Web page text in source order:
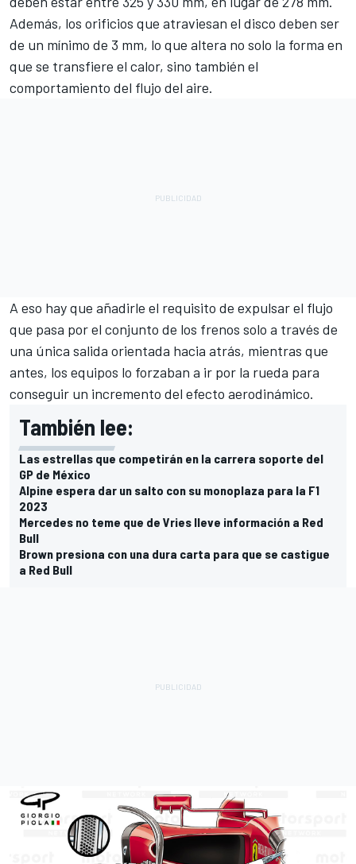
Además, los orificios que atraviesan el disco deben ser
de un mínimo de 3 mm, lo que altera no solo la forma en
que se transfiere el calor, sino también el
comportamiento del flujo del aire.
A eso hay que añadirle el requisito de expulsar el flujo
que pasa por el conjunto de los frenos solo a través de
una única salida orientada hacia atrás, mientras que
antes, los equipos lo forzaban a ir por la rueda para
conseguir un incremento del efecto aerodinámico.
También lee:
Las estrellas que competirán en la carrera soporte del
GP de México
Alpine espera dar un salto con su monoplaza para la F1
2023
Mercedes no teme que de Vries lleve información a Red
Bull
Brown presiona con una dura carta para que se castigue
a Red Bull